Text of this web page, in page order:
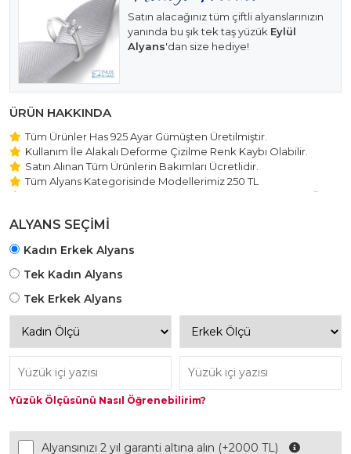
Satın alacağınız tüm çiftli alyanslarınızın
yanında bu şık tek taş yüzük Eylül
Alyans'dan size hediye!
ÜRÜN HAKKINDA
Tüm Ürünler Has 925 Ayar Gümüşten Üretilmiştir.
Kullanım İle Alakalı Deforme Çizilme Renk Kaybı Olabilir.
Satın Alınan Tüm Ürünlerin Bakımları Ücretlidir.
Tüm Alyans Kategorisinde Modellerimiz 250 TL
Beştaş Tektaş Kolye ve Bileklik Modellerimiz 150 TL Sabit Ücret
ALYANS SEÇİMİ
Kadın Erkek Alyans
Tek Kadın Alyans
Tek Erkek Alyans
Yüzük Ölçüsünü Nasıl Öğrenebilirim?
Alyansınızı 2 yıl garanti altına alın (+2000 TL)